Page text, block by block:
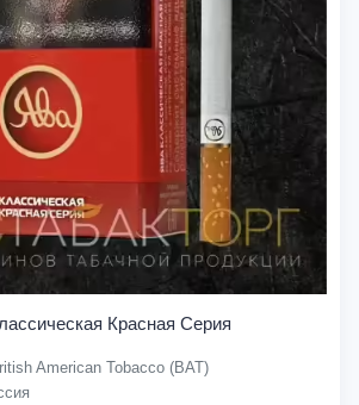
Красная Серия
American Tobacco (BAT)